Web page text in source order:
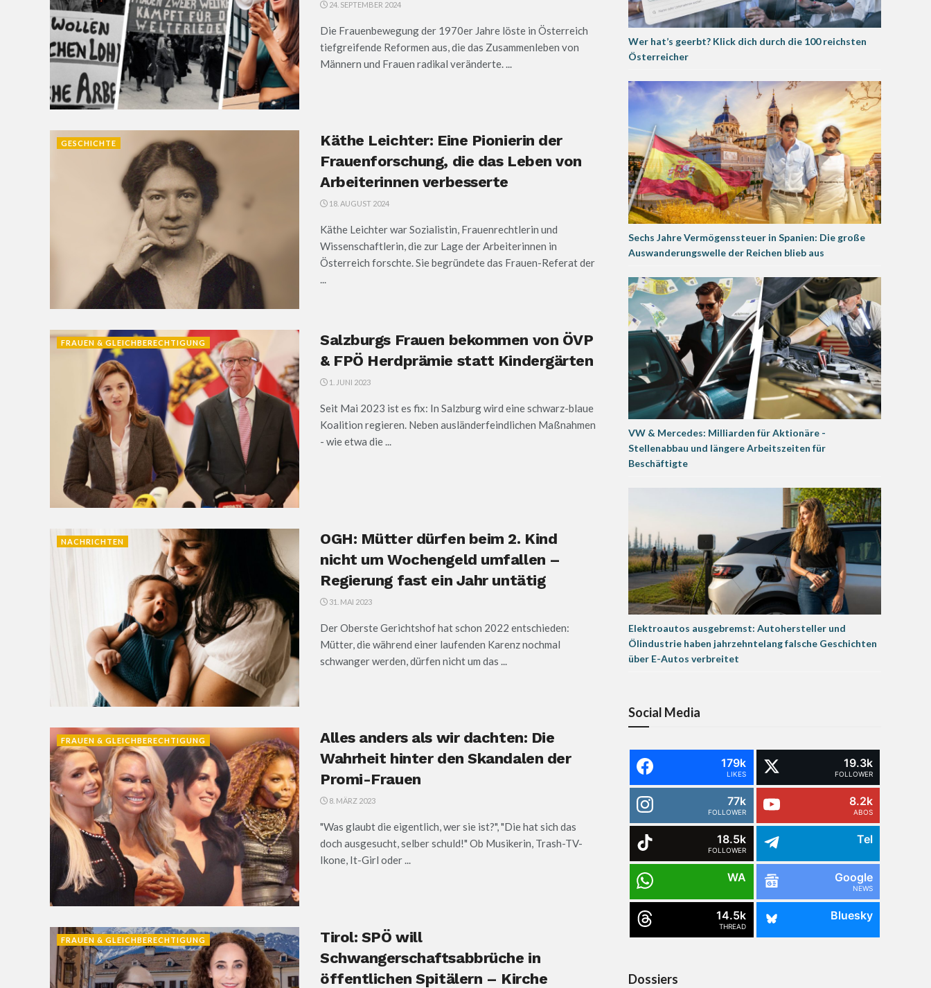
24. SEPTEMBER 2024
Die Frauenbewegung der 1970er Jahre löste in Österreich
tiefgreifende Reformen aus, die das Zusammenleben von
Männern und Frauen radikal veränderte. ...
GESCHICHTE
Käthe Leichter: Eine Pionierin der
Frauenforschung, die das Leben von
Arbeiterinnen verbesserte
18. AUGUST 2024
Käthe Leichter war Sozialistin, Frauenrechtlerin und
Wissenschaftlerin, die zur Lage der Arbeiterinnen in
Österreich forschte. Sie begründete das Frauen-Referat der
...
FRAUEN & GLEICHBERECHTIGUNG
Salzburgs Frauen bekommen von ÖVP
& FPÖ Herdprämie statt Kindergärten
1. JUNI 2023
Seit Mai 2023 ist es fix: In Salzburg wird eine schwarz-blaue
Koalition regieren. Neben ausländerfeindlichen Maßnahmen
- wie etwa die ...
NACHRICHTEN
OGH: Mütter dürfen beim 2. Kind
nicht um Wochengeld umfallen –
Regierung fast ein Jahr untätig
31. MAI 2023
Der Oberste Gerichtshof hat schon 2022 entschieden:
Mütter, die während einer laufenden Karenz nochmal
schwanger werden, dürfen nicht um das ...
FRAUEN & GLEICHBERECHTIGUNG
Alles anders als wir dachten: Die
Wahrheit hinter den Skandalen der
Promi-Frauen
8. MÄRZ 2023
"Was glaubt die eigentlich, wer sie ist?", "Die hat sich das
doch ausgesucht, selber schuld!" Ob Musikerin, Trash-TV-
Ikone, It-Girl oder ...
FRAUEN & GLEICHBERECHTIGUNG
Tirol: SPÖ will
Schwangerschaftsabbrüche in
öffentlichen Spitälern – Kirche
Wer hat’s geerbt? Klick dich durch die 100 reichsten
Österreicher
Sechs Jahre Vermögenssteuer in Spanien: Die große
Auswanderungswelle der Reichen blieb aus
VW & Mercedes: Milliarden für Aktionäre -
Stellenabbau und längere Arbeitszeiten für
Beschäftigte
Elektroautos ausgebremst: Autohersteller und
Ölindustrie haben jahrzehntelang falsche Geschichten
über E-Autos verbreitet
Social Media
179k
LIKES
19.3k
FOLLOWER
77k
FOLLOWER
8.2k
ABOS
18.5k
FOLLOWER
Tel
WA Google
NEWS
14.5k
THREAD
Bluesky
Dossiers